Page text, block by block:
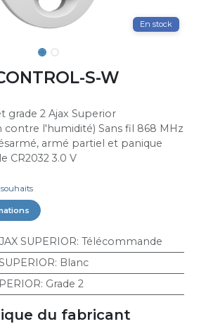
En stock
S-W
grade 2 Ajax Superior
contre l'humidité) Sans fil 868 MHz
armé partiel et panique
CR2032 3.0 V
SUPERIOR: Télécommande
: Blanc
: Grade 2
du fabricant